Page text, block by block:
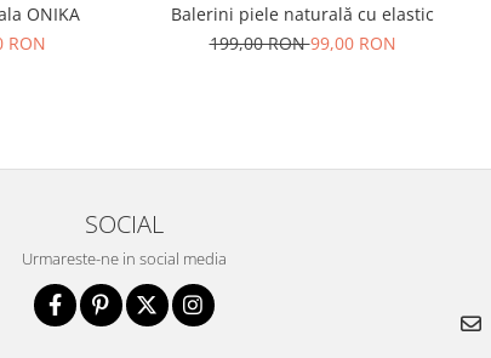
ONIKA
RON
Balerini piele naturală cu elastic
199,00 RON99,00 RON
SOCIAL
Urmareste-ne in social media